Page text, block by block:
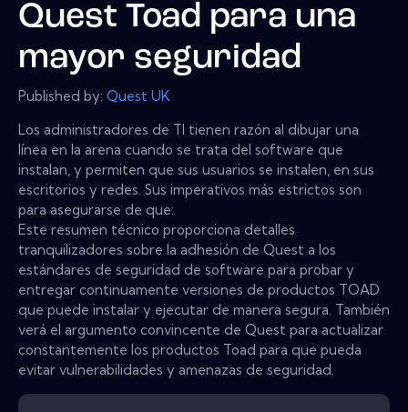
Quest Toad para una
mayor seguridad
Published by: Quest UK
Los administradores de TI tienen razón al dibujar una
línea en la arena cuando se trata del software que
instalan, y permiten que sus usuarios se instalen, en sus
escritorios y redes. Sus imperativos más estrictos son
para asegurarse de que:
Este resumen técnico proporciona detalles
tranquilizadores sobre la adhesión de Quest a los
estándares de seguridad de software para probar y
entregar continuamente versiones de productos TOAD
que puede instalar y ejecutar de manera segura. También
verá el argumento convincente de Quest para actualizar
constantemente los productos Toad para que pueda
evitar vulnerabilidades y amenazas de seguridad.